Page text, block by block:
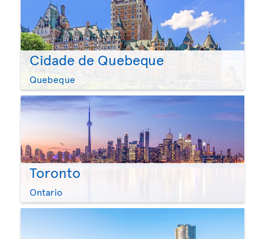
Cidade de Quebeque
Quebeque
Toronto
Ontario